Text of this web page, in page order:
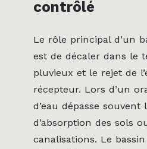
contrôlé
Le rôle principal d’un
est de décaler dans le
pluvieux et le rejet de
récepteur. Lors d’un
d’eau dépasse souvent
d’absorption des sols
canalisations. Le